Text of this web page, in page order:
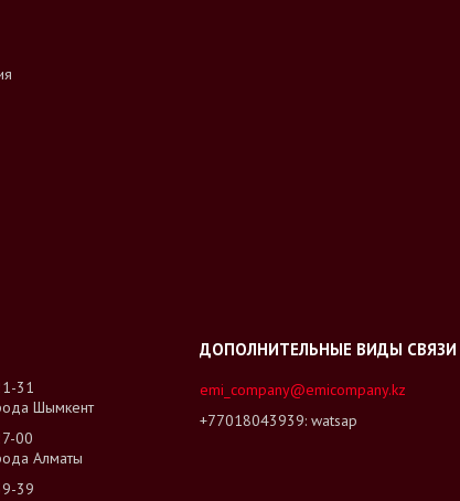
31
Шымкент
00
Алматы
39
emi_company@emicompany.kz
+77018043939 watsap